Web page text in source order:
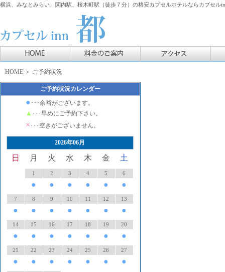
横浜、みなとみらい、関内駅、桜木町駅（徒歩７分）の格安カプセルホテルならカプセル
HOME ＞ ご予約状況
ご予約状況カレンダー
● ･･･余裕がございます。
▲ ･･･早めにご予約下さい。
× ･･･空きがございません。
2026年06月
日 月 火 水 木 金 土
1
●
2
●
3
●
4
●
5
●
6
●
7
●
8
●
9
●
10
●
11
●
12
●
13
●
14
●
15
●
16
●
17
●
18
●
19
●
20
●
21
●
22
●
23
●
24
●
25
●
26
●
27
●